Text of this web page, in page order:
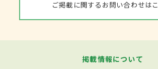
ご掲載に関するお問い合わせは
掲載情報について